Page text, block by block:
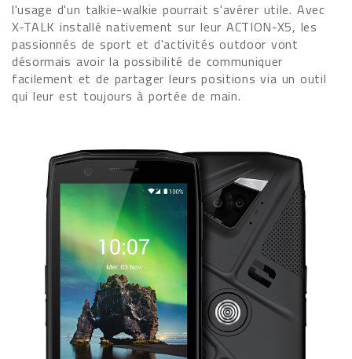
l'usage d'un talkie-walkie pourrait s'avérer utile. Avec
X-TALK installé nativement sur leur ACTION-X5, les
passionnés de sport et d'activités outdoor vont
désormais avoir la possibilité de communiquer
facilement et de partager leurs positions via un outil
qui leur est toujours à portée de main.